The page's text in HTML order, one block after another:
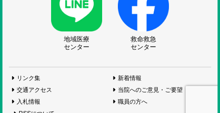
地域医療
センター
救命救急
センター
リンク集
新着情報
交通アクセス
当院へのご意見・ご要望
入札情報
職員の方へ